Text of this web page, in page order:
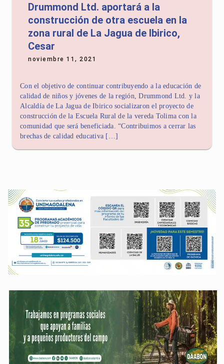
Drummond Ltd. aportará a la
construcción de otra escuela en la
zona rural de La Jagua de Ibirico,
Cesar
noviembre 11, 2021
Con el objetivo de continuar contribuyendo a la educación de
calidad de niños y jóvenes de la región, Drummond Ltd. y la
Alcaldía de La Jagua de Ibirico socializaron el proyecto de
construcción de la Escuela Rural de la vereda Tolima con la
comunidad que será beneficiada. “Contribuimos a cerrar las
brechas de calidad educativa […]